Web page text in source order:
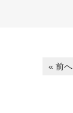
« 前へ